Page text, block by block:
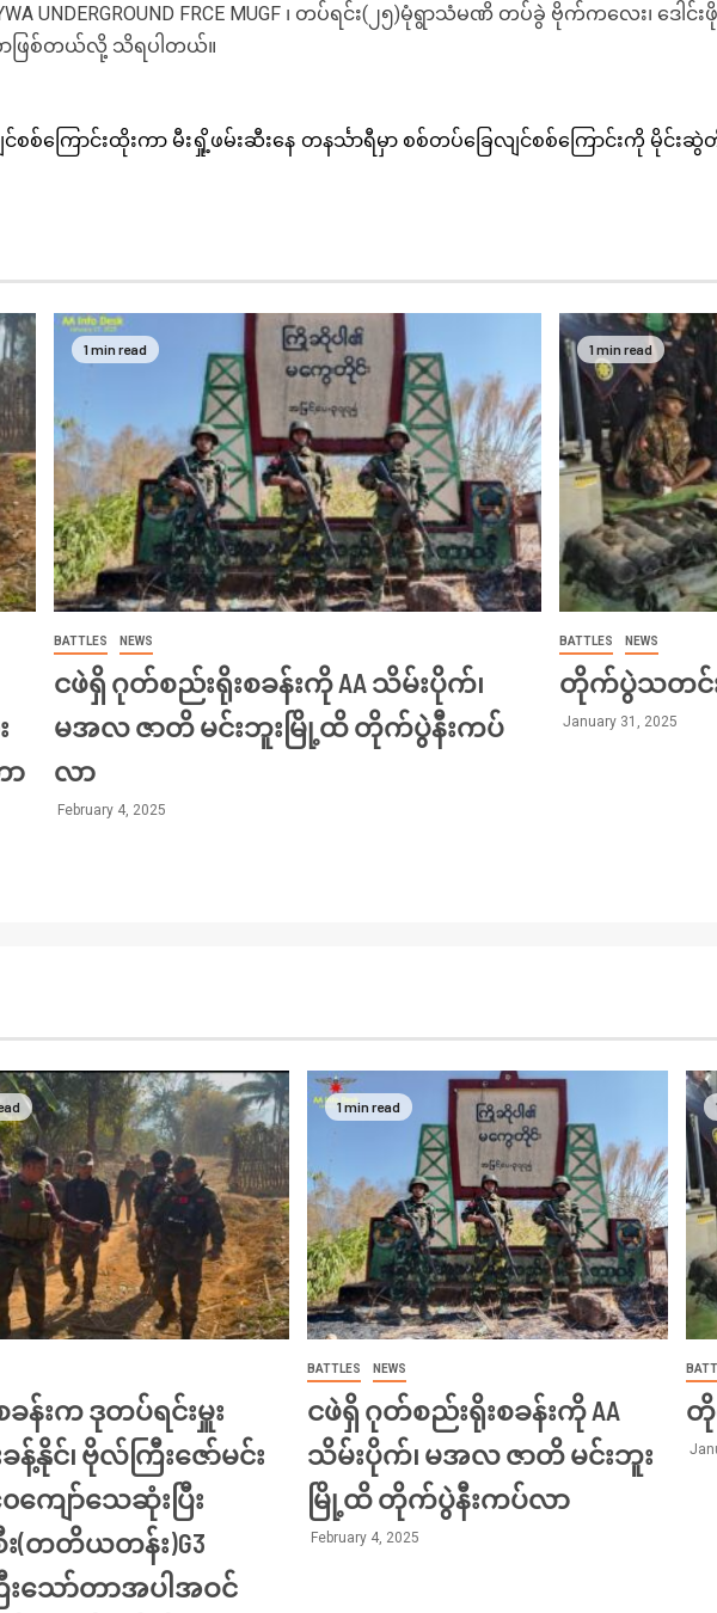
UNDERGROUND FRCE MUGF ၊ တပ်ရင်း(၂၅)မုံရွာသံမဏိ တပ်ခွဲ ဗိုက်ကလေး၊ ဒေ
ာဖြစ်တယ်လို့ သိရပါတယ်။
စစ်ကြောင်းထိုးကာ မီးရှို့ဖမ်းဆီးနေ တနင်္သာရီမှာ စစ်တပ်ခြေလျင်စစ်ကြောင်းကို မိုင်း
ာ
1 min read
BATTLES NEWS
ငဖဲရှိ ဂုတ်စည်းရိုးစခန်းကို AA သိမ်းပိုက်၊
မအလ ဇာတိ မင်းဘူးမြို့ထိ တိုက်ပွဲနီးကပ်
လာ
February 4, 2025
1 min read
BATTLES NEWS
တိုက်ပွဲသတင်း
January 31, 2025
န်းက ဒုတပ်ရင်းမှူး
န့်နိုင်၊ ဗိုလ်ကြီးဇော်မင်း
ကျော်သေဆုံးပြီး
း(တတိယတန်း)G3
သော်တာအပါအဝင်
1 min read
BATTLES NEWS
ငဖဲရှိ ဂုတ်စည်းရိုးစခန်းကို AA
သိမ်းပိုက်၊ မအလ ဇာတိ မင်းဘူး
မြို့ထိ တိုက်ပွဲနီးကပ်လာ
February 4, 2025
တို